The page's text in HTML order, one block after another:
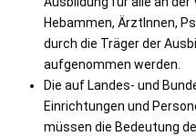
Hebammen, ÄrztInnen,
durch die Träger der
aufgenommen werden.
Die auf Landes- und
Einrichtungen und
müssen die Bedeutung